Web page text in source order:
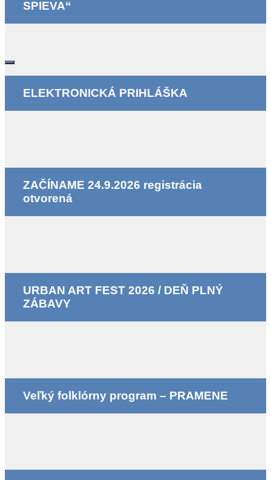
SPIEVA“
ELEKTRONICKÁ PRIHLÁŠKA
ZAČÍNAME 24.9.2026 registrácia
otvorená
URBAN ART FEST 2026 / DEŇ PLNÝ
ZÁBAVY
Veľký folklórny program – PRAMENE